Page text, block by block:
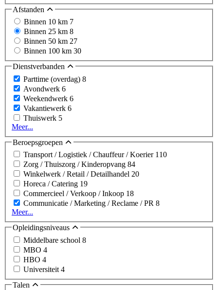
Afstanden
Binnen 10 km 7
Binnen 25 km 8
Binnen 50 km 27
Binnen 100 km 30
Dienstverbanden
Parttime (overdag) 8
Avondwerk 6
Weekendwerk 6
Vakantiewerk 6
Thuiswerk 5
Meer...
Beroepsgroepen
Transport / Logistiek / Chauffeur / Koerier 110
Zorg / Thuiszorg / Kinderopvang 84
Winkelwerk / Retail / Detailhandel 20
Horeca / Catering 19
Commercieel / Verkoop / Inkoop 18
Communicatie / Marketing / Reclame / PR 8
Meer...
Opleidingsniveaus
Middelbare school 8
MBO 4
HBO 4
Universiteit 4
Talen